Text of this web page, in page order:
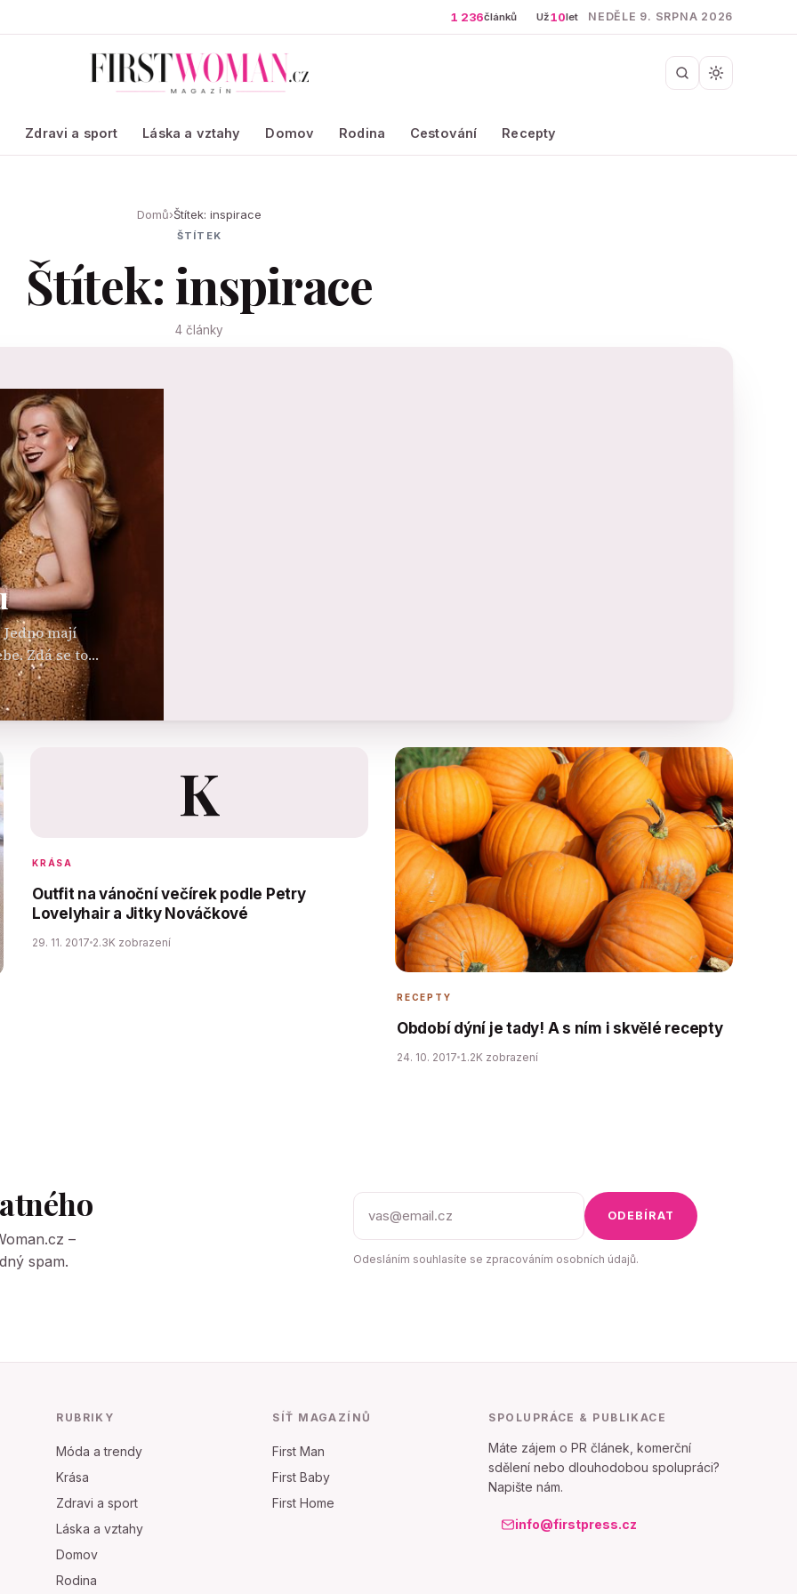
1 236článků Už10let NEDĚLE 9. SRPNA 2026
Zdravi a sport Láska a vztahy Domov Rodina Cestování Recepty
Domů›Štítek: inspirace
ŠTÍTEK
Štítek: inspirace
4 články
Jedno mají
Zdá se to
K
KRÁSA
Outfit na vánoční večírek podle Petry
Lovelyhair a Jitky Nováčkové
29. 11. 2017 2.3K zobrazení
RECEPTY
Období dýní je tady! A s ním i skvělé recepty
24. 10. 2017 1.2K zobrazení
–
spam.
ODEBÍRAT
Odesláním souhlasíte se zpracováním osobních údajů.
RUBRIKY
Móda a trendy
Krása
Zdravi a sport
Láska a vztahy
Domov
Rodina
SÍŤ MAGAZÍNŮ
First Man
First Baby
First Home
SPOLUPRÁCE & PUBLIKACE
Máte zájem o PR článek, komerční
sdělení nebo dlouhodobou spolupráci?
Napište nám.
info@firstpress.cz